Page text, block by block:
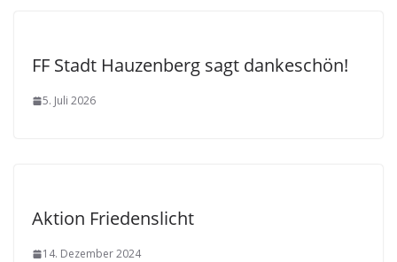
FF Stadt Hauzenberg sagt dankeschön!
5. Juli 2026
Aktion Friedenslicht
14. Dezember 2024